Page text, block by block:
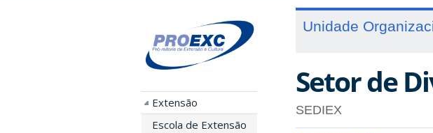
Extensão
Escola de Extensão
Unidade
Setor de
SEDIEX